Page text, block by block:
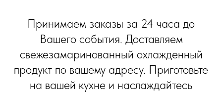
Принимаем заказы за 24 часа до
Вашего события. Доставляем
свежезамаринованный охлажденный
продукт по вашему адресу. Приготовьте
на вашей кухне и наслаждайтесь